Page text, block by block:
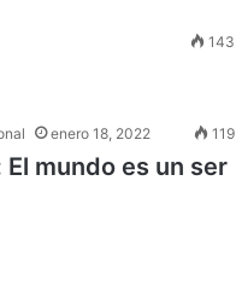
143
enero 18, 2022 119
mundo es un ser